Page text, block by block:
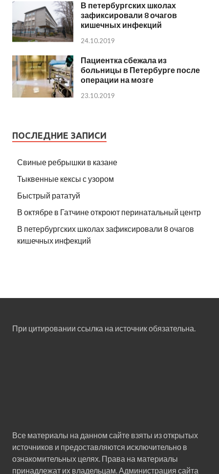
В петербургских школах
зафиксировали 8 очагов
кишечных инфекций
24.10.2019
Пациентка сбежала из
больницы в Петербурге после
операции на мозге
23.10.2019
ПОСЛЕДНИЕ ЗАПИСИ
Свиные ребрышки в казане
Тыквенные кексы с узором
Быстрый рататуй
В октябре в Гатчине откроют перинатальный центр
В петербургских школах зафиксировали 8 очагов
кишечных инфекций
При цитировании ссылка на источник обязательна.
Все материалы на данном сайте взяты из открытых
источников и предоставляются исключительно в
ознакомительных целях. Права на материалы
принадлежат их владельцам. Администрация сайта